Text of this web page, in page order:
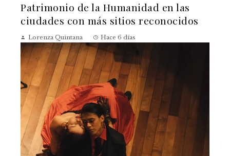
Patrimonio de la Humanidad en las
ciudades con más sitios reconocidos
Lorenza Quintana Hace 6 días